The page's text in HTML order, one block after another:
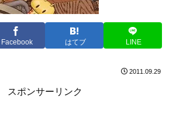
Facebook はてブ LINE
2011.09.29
スポンサーリンク